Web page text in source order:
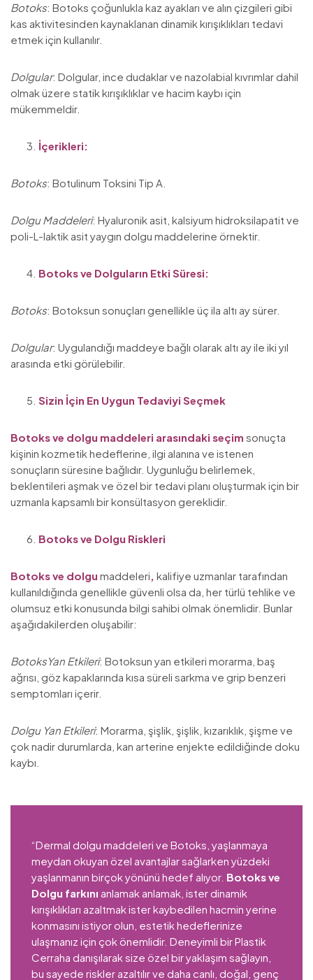
Botoks: Botoks çoğunlukla kaz ayakları ve alın çizgileri gibi
kas aktivitesinden kaynaklanan dinamik kırışıklıkları tedavi
etmek için kullanılır.
Dolgular: Dolgular, ince dudaklar ve nazolabial kıvrımlar dahil
olmak üzere statik kırışıklıklar ve hacim kaybı için
mükemmeldir.
İçerikleri:
Botoks: Botulinum Toksini Tip A.
Dolgu Maddeleri: Hyaluronik asit, kalsiyum hidroksilapatit ve
poli-L-laktik asit yaygın dolgu maddelerine örnektir.
Botoks ve Dolguların Etki Süresi:
Botoks: Botoksun sonuçları genellikle üç ila altı ay sürer.
Dolgular: Uygulandığı maddeye bağlı olarak altı ay ile iki yıl
arasında etki görülebilir.
Sizin İçin En Uygun Tedaviyi Seçmek
Botoks ve dolgu maddeleri arasındaki seçim sonuçta
kişinin kozmetik hedeflerine, ilgi alanına ve istenen
sonuçların süresine bağlıdır. Uygunluğu belirlemek,
beklentileri aşmak ve özel bir tedavi planı oluşturmak için bir
uzmanla kapsamlı bir konsültasyon gereklidir.
Botoks ve Dolgu Riskleri
Botoks ve dolgu maddeleri, kalifiye uzmanlar tarafından
kullanıldığında genellikle güvenli olsa da, her türlü tehlike ve
olumsuz etki konusunda bilgi sahibi olmak önemlidir. Bunlar
aşağıdakilerden oluşabilir:
BotoksYan Etkileri: Botoksun yan etkileri morarma, baş
ağrısı, göz kapaklarında kısa süreli sarkma ve grip benzeri
semptomları içerir.
Dolgu Yan Etkileri: Morarma, şişlik, şişlik, kızarıklık, şişme ve
çok nadir durumlarda, kan arterine enjekte edildiğinde doku
kaybı.
“Dermal dolgu maddeleri ve Botoks, yaşlanmaya
meydan okuyan özel avantajlar sağlarken yüzdeki
yaşlanmanın birçok yönünü hedef alıyor. Botoks ve
Dolgu farkını anlamak anlamak, ister dinamik
kırışıklıkları azaltmak ister kaybedilen hacmin yerine
konmasını istiyor olun, estetik hedeflerinize
ulaşmanız için çok önemlidir. Deneyimli bir Plastik
Cerraha danışılarak size özel bir yaklaşım sağlayın,
bu sayede riskler azaltılır ve daha canlı, doğal, genç